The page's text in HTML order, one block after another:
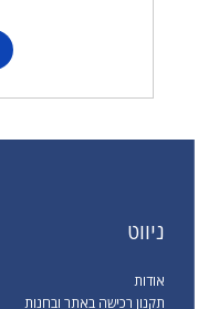
ניווט
אודות
תקנון רכישה באתר ובחנות